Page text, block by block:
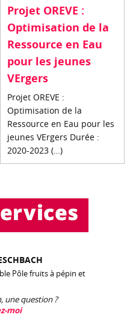
Projet OREVE :
Optimisation de la
Ressource en Eau
pour les jeunes
VErgers
Projet OREVE :
Optimisation de la
Ressource en Eau pour les
jeunes VErgers Durée :
2020-2023 (…)
Pôle fruits à pépin et
une question ?
moi